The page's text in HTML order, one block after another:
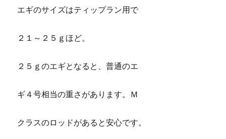
エギのサイズはティップラン用で
２１～２５ｇほど。
２５ｇのエギとなると、普通のエ
ギ４号相当の重さがあります。Ｍ
クラスのロッドがあると安心です。